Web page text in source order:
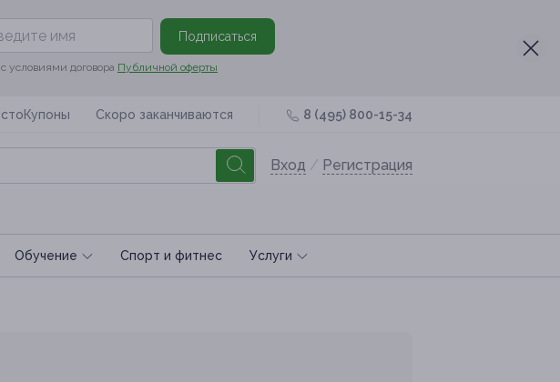
Подписаться
условиями договора Публичной оферты
Скоро заканчиваются 8 (495) 800-15-34
Вход / Регистрация
Обучение Спoрт и фитнес Услуги